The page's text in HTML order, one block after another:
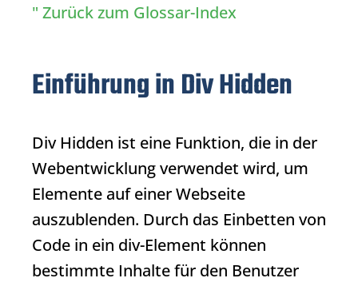
" Zurück zum Glossar-Index
Einführung in Div Hidden
Div Hidden ist eine Funktion, die in der
Webentwicklung verwendet wird, um
Elemente auf einer Webseite
auszublenden. Durch das Einbetten von
Code in ein div-Element können
bestimmte Inhalte für den Benutzer